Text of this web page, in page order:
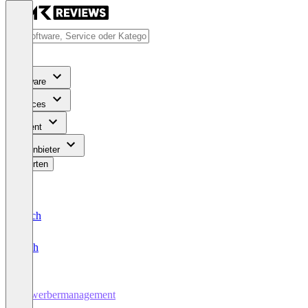
Software
Services
Content
Für Anbieter
Bewerten
Deutsch
English
Bewerbermanagement